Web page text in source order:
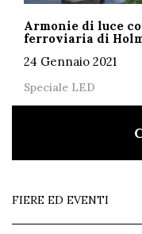
Armonie di luce
ferroviaria di
24 Gennaio 2021
Speciale LED
FIERE ED EVENTI